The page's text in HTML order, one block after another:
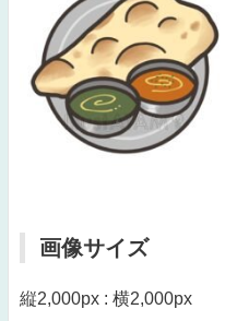
画像サイズ
縦2,000px : 横2,000px